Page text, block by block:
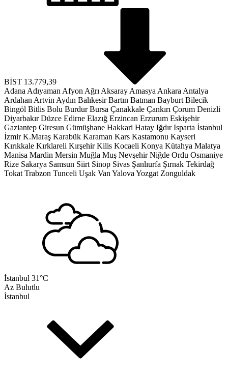
BİST 13.779,39
Adana Adıyaman Afyon Ağrı Aksaray Amasya Ankara Antalya
Ardahan Artvin Aydın Balıkesir Bartın Batman Bayburt Bilecik
Bingöl Bitlis Bolu Burdur Bursa Çanakkale Çankırı Çorum Denizli
Diyarbakır Düzce Edirne Elazığ Erzincan Erzurum Eskişehir
Gaziantep Giresun Gümüşhane Hakkari Hatay Iğdır Isparta İstanbul
İzmir K.Maraş Karabük Karaman Kars Kastamonu Kayseri
Kırıkkale Kırklareli Kırşehir Kilis Kocaeli Konya Kütahya Malatya
Manisa Mardin Mersin Muğla Muş Nevşehir Niğde Ordu Osmaniye
Rize Sakarya Samsun Siirt Sinop Sivas Şanlıurfa Şırnak Tekirdağ
Tokat Trabzon Tunceli Uşak Van Yalova Yozgat Zonguldak
İstanbul 31°C
Az Bulutlu
İstanbul